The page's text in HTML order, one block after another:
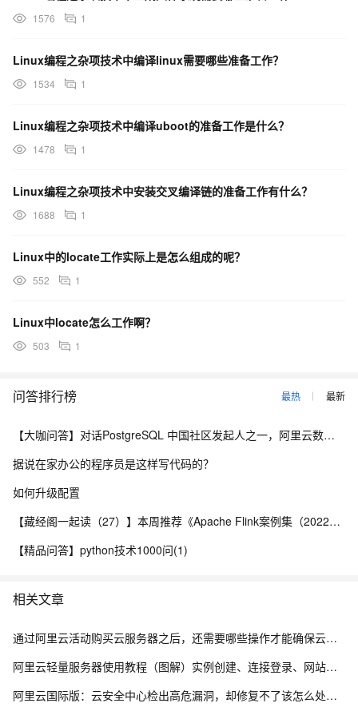
1576 1
Linux编程之杂项技术中编译linux需要哪些准备工作？
1534 1
Linux编程之杂项技术中编译uboot的准备工作是什么？
1478 1
Linux编程之杂项技术中安装交叉编译链的准备工作有什么？
1688 1
Linux中的locate工作实际上是怎么组成的呢？
552 1
Linux中locate怎么工作啊？
503 1
问答排行榜 最热 最新
【大咖问答】对话PostgreSQL 中国社区发起人之一，阿里云数据库高级专家 德哥
据说在家办公的程序员是这样写代码的？
如何升级配置
【藏经阁一起读（27）】本周推荐《Apache Flink案例集（2022版）》，你有哪些心得？
【精品问答】python技术1000问(1)
相关文章
通过阿里云活动购买云服务器之后，还需要哪些操作才能确保云服务器正常使用
阿里云轻量服务器使用教程（图解）实例创建、连接登录、网站搭建及应用部署全流程
阿里云国际版：云安全中心检出高危漏洞，却修复不了该怎么处理？